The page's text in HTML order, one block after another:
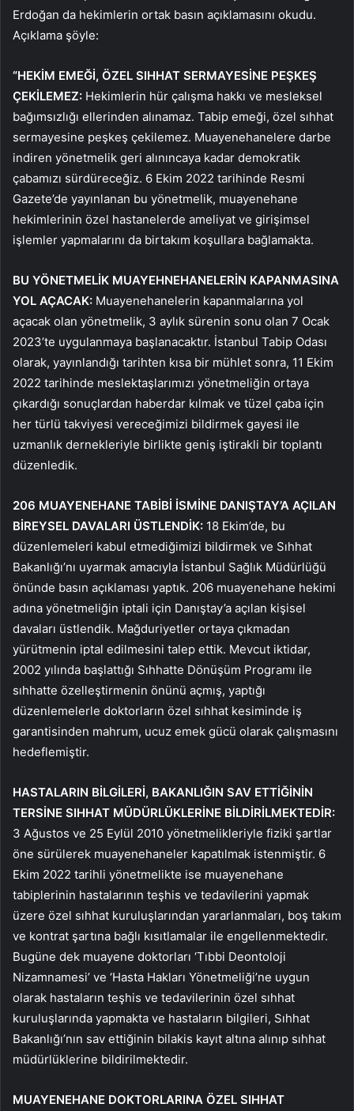
Erdoğan da hekimlerin ortak basın açıklamasını okudu.
Açıklama şöyle:
“HEKİM EMEĞİ, ÖZEL SIHHAT SERMAYESİNE PEŞKEŞ
ÇEKİLEMEZ: Hekimlerin hür çalışma hakkı ve mesleksel
bağımsızlığı ellerinden alınamaz. Tabip emeği, özel sıhhat
sermayesine peşkeş çekilemez. Muayenehanelere darbe
indiren yönetmelik geri alınıncaya kadar demokratik
çabamızı sürdüreceğiz. 6 Ekim 2022 tarihinde Resmi
Gazete’de yayınlanan bu yönetmelik, muayenehane
hekimlerinin özel hastanelerde ameliyat ve girişimsel
işlemler yapmalarını da birtakım koşullara bağlamakta.
BU YÖNETMELİK MUAYEHNEHANELERİN KAPANMASINA
YOL AÇACAK: Muayenehanelerin kapanmalarına yol
açacak olan yönetmelik, 3 aylık sürenin sonu olan 7 Ocak
2023’te uygulanmaya başlanacaktır. İstanbul Tabip Odası
olarak, yayınlandığı tarihten kısa bir mühlet sonra, 11 Ekim
2022 tarihinde meslektaşlarımızı yönetmeliğin ortaya
çıkardığı sonuçlardan haberdar kılmak ve tüzel çaba için
her türlü takviyesi vereceğimizi bildirmek gayesi ile
uzmanlık dernekleriyle birlikte geniş iştirakli bir toplantı
düzenledik.
206 MUAYENEHANE TABİBİ İSMİNE DANIŞTAY’A AÇILAN
BİREYSEL DAVALARI ÜSTLENDİK: 18 Ekim’de, bu
düzenlemeleri kabul etmediğimizi bildirmek ve Sıhhat
Bakanlığı’nı uyarmak amacıyla İstanbul Sağlık Müdürlüğü
önünde basın açıklaması yaptık. 206 muayenehane hekimi
adına yönetmeliğin iptali için Danıştay’a açılan kişisel
davaları üstlendik. Mağduriyetler ortaya çıkmadan
yürütmenin iptal edilmesini talep ettik. Mevcut iktidar,
2002 yılında başlattığı Sıhhatte Dönüşüm Programı ile
sıhhatte özelleştirmenin önünü açmış, yaptığı
düzenlemelerle doktorların özel sıhhat kesiminde iş
garantisinden mahrum, ucuz emek gücü olarak çalışmasını
hedeflemiştir.
HASTALARIN BİLGİLERİ, BAKANLIĞIN SAV ETTİĞİNİN
TERSİNE SIHHAT MÜDÜRLÜKLERİNE BİLDİRİLMEKTEDİR:
3 Ağustos ve 25 Eylül 2010 yönetmelikleriyle fiziki şartlar
öne sürülerek muayenehaneler kapatılmak istenmiştir. 6
Ekim 2022 tarihli yönetmelikte ise muayenehane
tabiplerinin hastalarının teşhis ve tedavilerini yapmak
üzere özel sıhhat kuruluşlarından yararlanmaları, boş takım
ve kontrat şartına bağlı kısıtlamalar ile engellenmektedir.
Bugüne dek muayene doktorları ‘Tıbbi Deontoloji
Nizamnamesi’ ve ‘Hasta Hakları Yönetmeliği’ne uygun
olarak hastaların teşhis ve tedavilerinin özel sıhhat
kuruluşlarında yapmakta ve hastaların bilgileri, Sıhhat
Bakanlığı’nın sav ettiğinin bilakis kayıt altına alınıp sıhhat
müdürlüklerine bildirilmektedir.
MUAYENEHANE DOKTORLARINA ÖZEL SIHHAT